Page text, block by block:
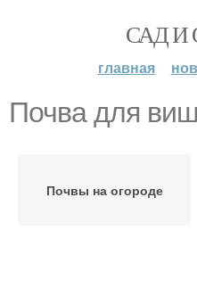
САД И
главная
Почва для
Почвы на огороде